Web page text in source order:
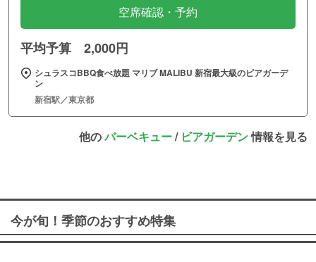
空席確認・予約
平均予算 2,000円
シュラスコBBQ食べ放題 マリブ MALIBU 新宿最大級のビアガーデ
ン
新宿駅／東京都
他のバーベキュー/ ビアガーデン情報を見る
今が旬！季節のおすすめ特集